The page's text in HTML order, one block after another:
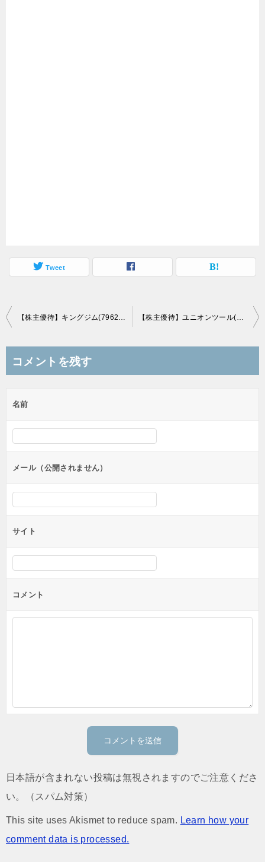
Tweet
投
ビ
ー
シ
ン
【株主優待】キングジム(7962)の優待到着！2,500円の相当の商品！？ 【株主優待】ユニオンツール(6278)の優待商品到着！新潟県産お米 5kg！
コメントを残す
名前
メール（公開されません）
サイト
コメント
日本語が含まれない投稿は無視されますのでご注意くださ
い。（スパム対策）
This site uses Akismet to reduce spam. Learn how your
comment data is processed.